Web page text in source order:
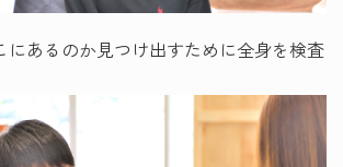
にあるのか見つけ出すために全身を検査